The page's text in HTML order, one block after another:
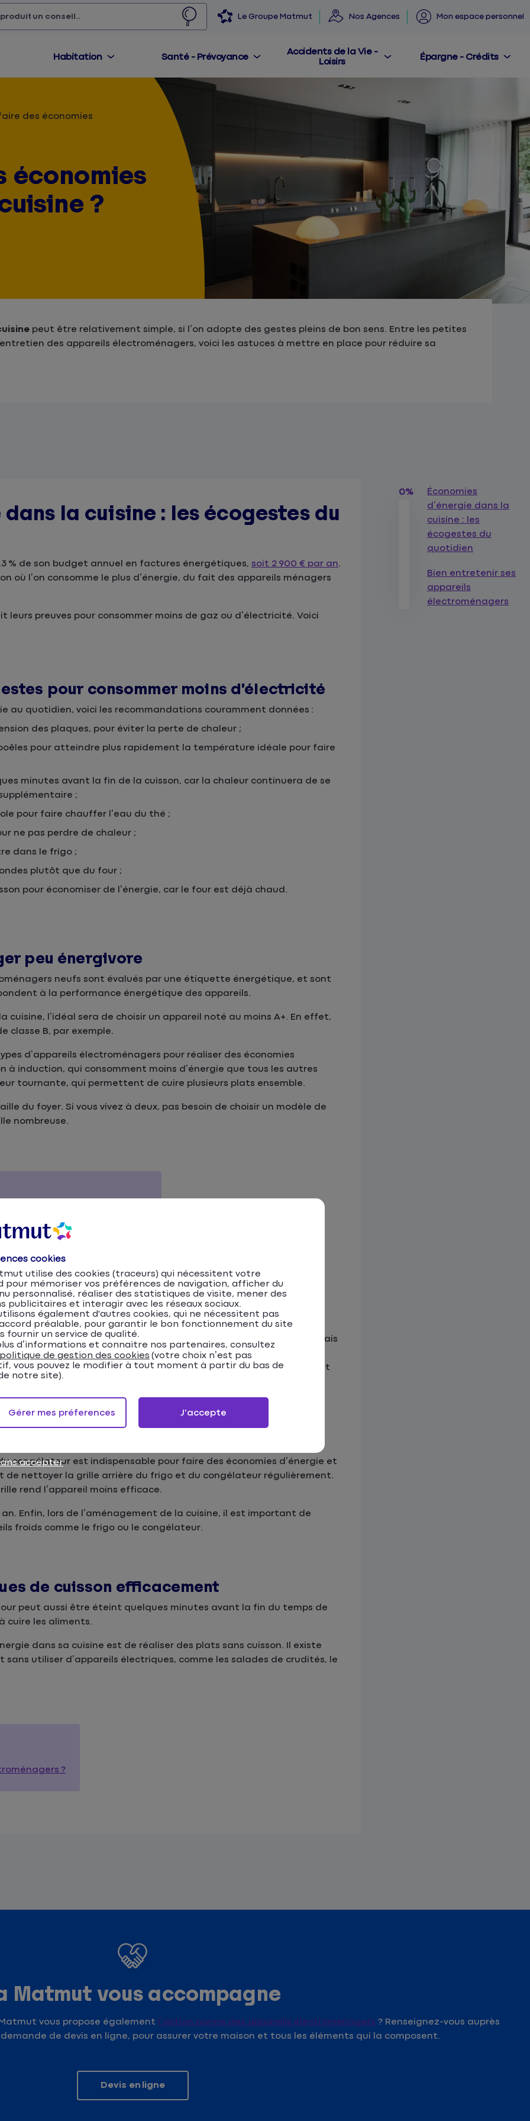
produit,un conseil... Le Groupe Matmut Nos Agences Mon espace personnel
Habitation Santé - Prévoyance
Accidents de la Vie -
Loisirs
Épargne - Crédits
des économies
économies
?
peut être relativement simple, si l’on adopte des gestes pleins de bon sens. Entre les petites
des appareils électroménagers, voici les astuces à mettre en place pour réduire sa
0%
Économies
d’énergie dans la
cuisine : les
écogestes du
quotidien
Bien entretenir ses
appareils
électroménagers
dans la cuisine : les écogestes du
% de son budget annuel en factures énergétiques, soit 2 900 € par an.
où l’on consomme le plus d’énergie, du fait des appareils ménagers
preuves pour consommer moins de gaz ou d’électricité. Voici
pour consommer moins d’électricité
au quotidien, voici les recommandations couramment données :
des plaques, pour éviter la perte de chaleur ;
pour atteindre plus rapidement la température idéale pour faire
minutes avant la fin de la cuisson, car la chaleur continuera de se
;
pour faire chauffer l’eau du thé ;
ne pas perdre de chaleur ;
dans le frigo ;
plutôt que du four ;
pour économiser de l’énergie, car le four est déjà chaud.
peu énergivore
neufs sont évalués par une étiquette énergétique, et sont
à la performance énergétique des appareils.
cuisine, l’idéal sera de choisir un appareil noté au moins A+. En effet,
classe B, par exemple.
d’appareils électroménagers pour réaliser des économies
à induction, qui consomment moins d’énergie que tous les autres
tournante, qui permettent de cuire plusieurs plats ensemble.
du foyer. Si vous vivez à deux, pas besoin de choisir un modèle de
nombreuse.
allonger leur durée de vie
électroménagers
aide à réaliser des économies d’énergie au quotidien, mais
souvent en allongeant leur durée de vie. Tous les appareils ne
les pertes d’énergie. Toutefois, les bons gestes à appliquer sont
mode d’emploi.
et le congélateur
est indispensable pour faire des économies d’énergie et
de nettoyer la grille arrière du frigo et du congélateur régulièrement.
rend l’appareil moins efficace.
Enfin, lors de l’aménagement de la cuisine, il est important de
froids comme le frigo ou le congélateur.
de cuisson efficacement
peut aussi être éteint quelques minutes avant la fin du temps de
cuire les aliments.
dans sa cuisine est de réaliser des plats sans cuisson. Il existe
utiliser d’appareils électriques, comme les salades de crudités, le
?
Matmut vous accompagne
vous propose également l’option panne des appareils électroménagers ? Renseignez-vous auprès
de devis en ligne, pour assurer votre maison et tous les éléments qui la composent.
Devis en ligne
cookies
utilise des cookies (traceurs) qui nécessitent votre
pour mémoriser vos préférences de navigation, afficher du
personnalisé, réaliser des statistiques de visite, mener des
publicitaires et interagir avec les réseaux sociaux.
également d'autres cookies, qui ne nécessitent pas
préalable, pour garantir le bon fonctionnement du site
fournir un service de qualité.
d’informations et connaitre nos partenaires, consultez
politique de gestion des cookies (votre choix n’est pas
vous pouvez le modifier à tout moment à partir du bas de
notre site).
accepter
Gérer mes préferences J'accepte